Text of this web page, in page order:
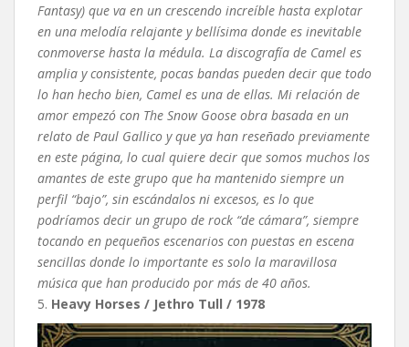
Fantasy) que va en un crescendo increíble hasta explotar
en una melodía relajante y bellísima donde es inevitable
conmoverse hasta la médula. La discografía de Camel es
amplia y consistente, pocas bandas pueden decir que todo
lo han hecho bien, Camel es una de ellas. Mi relación de
amor empezó con The Snow Goose obra basada en un
relato de Paul Gallico y que ya han reseñado previamente
en este página, lo cual quiere decir que somos muchos los
amantes de este grupo que ha mantenido siempre un
perfil “bajo”, sin escándalos ni excesos, es lo que
podríamos decir un grupo de rock “de cámara”, siempre
tocando en pequeños escenarios con puestas en escena
sencillas donde lo importante es solo la maravillosa
música que han producido por más de 40 años.
5. Heavy Horses / Jethro Tull / 1978